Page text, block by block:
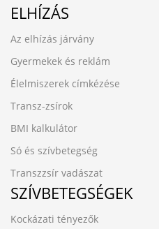
ELHÍZÁS
Az elhízás járvány
Gyermekek és reklám
Élelmiszerek címkézése
Transz-zsírok
BMI kalkulátor
Só és szívbetegség
Transzzsír vadászat
SZÍVBETEGSÉGEK
Kockázati tényezők